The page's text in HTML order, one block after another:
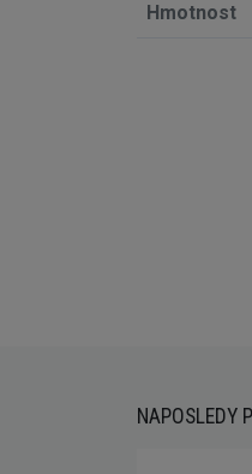
Hmotnost
NAPOSLEDY